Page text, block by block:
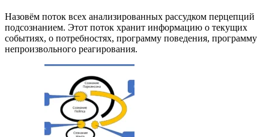
Назовём поток всех анализированных рассудком перцепций
подсознанием. Этот поток хранит информацию о текущих
событиях, о потребностях, программу поведения, программу
непроизвольного реагирования.